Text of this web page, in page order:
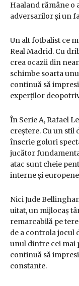
Haaland rămâne
adversarilor și un
Un alt fotbalist ce
Real Madrid. Cu
crea ocazii din
schimbe soarta
continuă să
experților
În Serie A, Rafael
creștere. Cu un stil
înscrie goluri
jucător
atac sunt cheie
interne și
Nici Jude
uitat, un mijlocaș
remarcabilă pe
de a controla jocul
unul dintre cei mai
continuă să
constante.